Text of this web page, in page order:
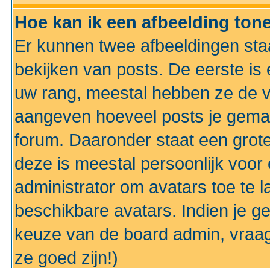
Hoe kan ik een afbeelding
Er kunnen twee afbeeldingen
bekijken van posts. De eerste
uw rang, meestal hebben ze de
aangeven hoeveel posts je
forum. Daaronder staat een
deze is meestal persoonlijk
administrator om avatars toe te
beschikbare avatars. Indien je
keuze van de board admin,
ze goed zijn!)